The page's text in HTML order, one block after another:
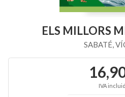
ELS MILLORS
SABATÉ,
IVA